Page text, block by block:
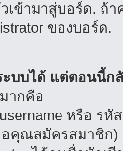
เข้ามาสู่บอร์ด. ถ้
ของบอร์ด.
ะบบได้ แต่ตอนนี้ก
ากคือ
หรือ รหั
คุณสมัครสมาชิก)